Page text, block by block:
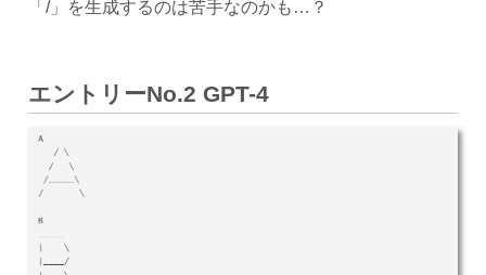
「/」を生成するのは苦手なのかも…？
エントリーNo.2 GPT-4